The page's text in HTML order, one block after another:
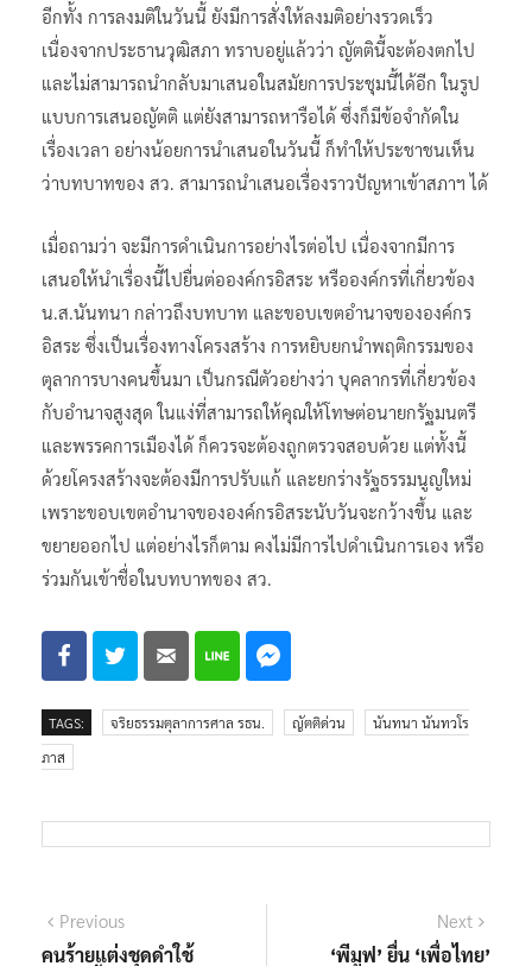
อีกทั้ง การลงมติในวันนี้ ยังมีการสั่งให้ลงมติอย่างรวดเร็ว
เนื่องจากประธานวุฒิสภา ทราบอยู่แล้วว่า ญัตตินี้จะต้องตกไป
และไม่สามารถนำกลับมาเสนอในสมัยการประชุมนี้ได้อีก ในรูป
แบบการเสนอญัตติ แต่ยังสามารถหารือได้ ซึ่งก็มีข้อจำกัดใน
เรื่องเวลา อย่างน้อยการนำเสนอในวันนี้ ก็ทำให้ประชาชนเห็น
ว่าบทบาทของ สว. สามารถนำเสนอเรื่องราวปัญหาเข้าสภาฯ ได้
เมื่อถามว่า จะมีการดำเนินการอย่างไรต่อไป เนื่องจากมีการ
เสนอให้นำเรื่องนี้ไปยื่นต่อองค์กรอิสระ หรือองค์กรที่เกี่ยวข้อง
น.ส.นันทนา กล่าวถึงบทบาท และขอบเขตอำนาจขององค์กร
อิสระ ซึ่งเป็นเรื่องทางโครงสร้าง การหยิบยกนำพฤติกรรมของ
ตุลาการบางคนขึ้นมา เป็นกรณีตัวอย่างว่า บุคลากรที่เกี่ยวข้อง
กับอำนาจสูงสุด ในแง่ที่สามารถให้คุณให้โทษต่อนายกรัฐมนตรี
และพรรคการเมืองได้ ก็ควรจะต้องถูกตรวจสอบด้วย แต่ทั้งนี้
ด้วยโครงสร้างจะต้องมีการปรับแก้ และยกร่างรัฐธรรมนูญใหม่
เพราะขอบเขตอำนาจขององค์กรอิสระนับวันจะกว้างขึ้น และ
ขยายออกไป แต่อย่างไรก็ตาม คงไม่มีการไปดำเนินการเอง หรือ
ร่วมกันเข้าชื่อในบทบาทของ สว.
TAGS: จริยธรรมตุลาการศาล รธน. ญัตติด่วน
นันทนา นันทวโร
ภาส
แนะแนว
PreviousPrevious
post:
คนร้ายแต่งชุดดำใช้
Next
‘พีมูฟ’ ยื่น ‘เพื่อไทย’